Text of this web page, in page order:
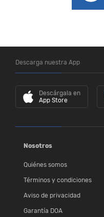
Descarga nuestra App
Descárgala en
App Store
Nosotros
Quiénes somos
Términos y condiciones
Aviso de privacidad
Garantía DOA